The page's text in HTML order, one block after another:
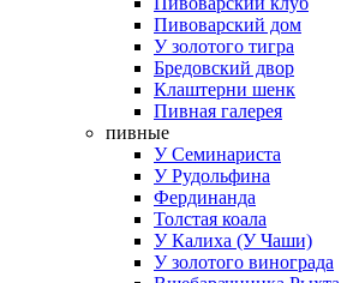
Пивоварский дом
У золотого тигра
Бредовский двор
Клаштерни шенк
Пивная галерея
пивные
У Семинариста
У Рудольфина
Фердинанда
Толстая коала
У Калиха (У Чаши)
У золотого винограда